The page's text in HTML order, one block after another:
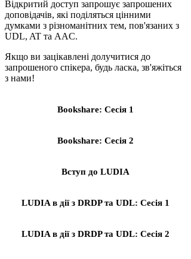
Відкритий доступ запрошує запрошених
доповідачів, які поділяться цінними
думками з різноманітних тем, пов'язаних з
UDL, AT та AAC.
Якщо ви зацікавлені долучитися до
запрошеного спікера, будь ласка, зв'яжіться
з нами!
Bookshare: Сесія 1
Bookshare: Сесія 2
Вступ до LUDIA
LUDIA в дії з DRDP та UDL: Сесія 1
LUDIA в дії з DRDP та UDL: Сесія 2